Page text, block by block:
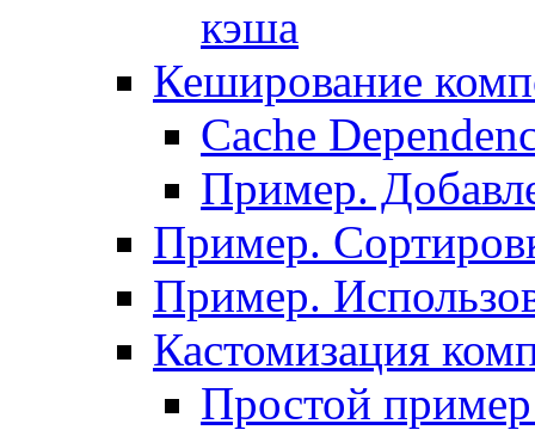
кэша
Кеширование
Сache
Пример.
Пример.
Пример.
Кастомизация
Простой